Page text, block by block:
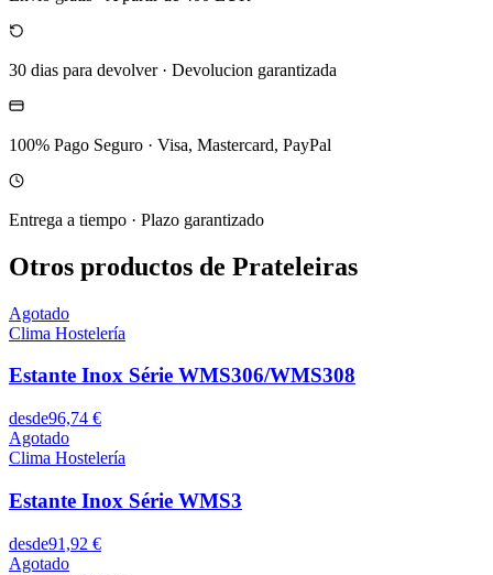
30 dias para devolver· Devolucion garantizada
100% Pago Seguro · Visa, Mastercard, PayPal
Entrega a tiempo · Plazo garantizado
Otros productos de Prateleiras
Agotado
Clima Hostelería
Estante Inox Série WMS306/WMS308
desde96,74 €
Agotado
Clima Hostelería
Estante Inox Série WMS3
desde91,92 €
Agotado